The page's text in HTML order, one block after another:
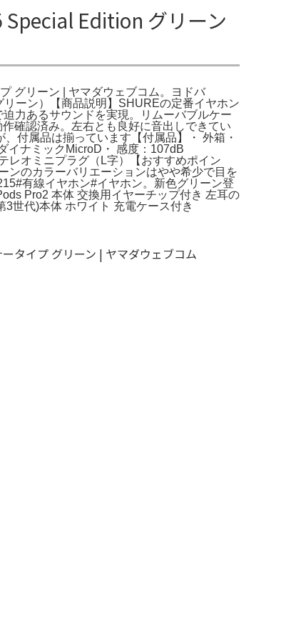
Special Edition グリーン
グリーン | ヤマダウェブコム。ヨドバ
ーン）【商品説明】SHUREの定番イヤホン
力あるサウンドを実現。リムーバブルケー
確認済み。左右とも良好に音出しできてい
付属品は揃っています【付属品】・ 外箱・
イナミックMicroD・ 感度：107dB
レオミニプラグ（L字）【おすすめポイン
ンのカラーバリエーションはやや希少で目を
有線イヤホン#イヤホン。新色グリーン登
Pro2 本体 交換用イヤーチップ付き 左耳の
世代)本体 ホワイト 充電ケース付き